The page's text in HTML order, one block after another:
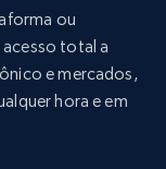
URL
Initial
count, and
ou
total a
e mercados,
hora e em